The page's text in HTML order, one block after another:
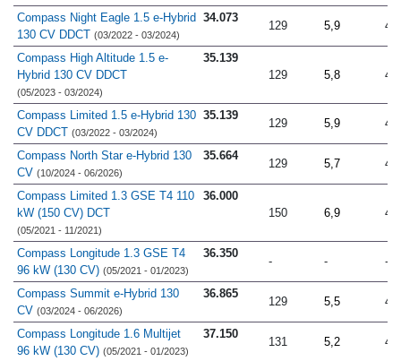
Compass Night Eagle 1.5 e-Hybrid
130 CV DDCT (03/2022 - 03/2024)
34.073
129 5,9
Compass High Altitude 1.5 e-
Hybrid 130 CV DDCT
(05/2023 - 03/2024)
35.139
129
5,8
Compass Limited 1.5 e-Hybrid 130
CV DDCT (03/2022 - 03/2024)
35.139
129 5,9
Compass North Star e-Hybrid 130
CV (10/2024 - 06/2026)
35.664
129 5,7
Compass Limited 1.3 GSE T4 110
kW (150 CV) DCT
(05/2021 - 11/2021)
36.000
150
6,9
Compass Longitude 1.3 GSE T4
96 kW (130 CV) (05/2021 - 01/2023)
36.350
- - -
Compass Summit e-Hybrid 130
CV (03/2024 - 06/2026)
36.865
129 5,5
Compass Longitude 1.6 Multijet
96 kW (130 CV) (05/2021 - 01/2023)
37.150
131 5,2